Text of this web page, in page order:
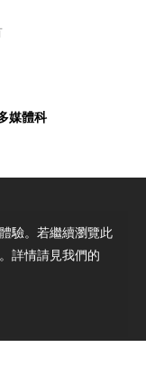
媒體科
驗。若繼續瀏覽此
詳情請見我們的